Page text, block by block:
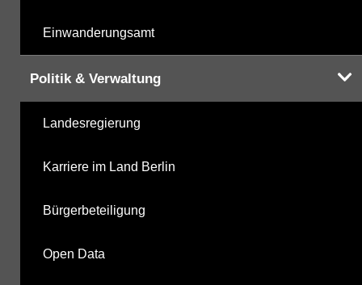
Einwanderungsamt
Politik & Verwaltung
Landesregierung
Karriere im Land Berlin
Bürgerbeteiligung
Open Data